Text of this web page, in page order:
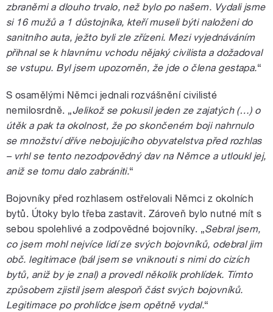
zbraněmi a dlouho trvalo, než bylo po našem. Vydali jsme
si 16 mužů a 1 důstojníka, kteří museli býti naloženi do
sanitního auta, ježto byli zle zřízeni. Mezi vyjednáváním
přihnal se k hlavnímu vchodu nějaký civilista a dožadoval
se vstupu. Byl jsem upozorněn, že jde o člena gestapa.“
S osamělými Němci jednali rozvášnění civilisté
nemilosrdně. „Jelikož se pokusil jeden ze zajatých (…) o
útěk a pak ta okolnost, že po skončeném boji nahrnulo
se množství dříve nebojujícího obyvatelstva před rozhlas
– vrhl se tento nezodpovědný dav na Němce a utloukl jej,
aniž se tomu dalo zabrániti.“
Bojovníky před rozhlasem ostřelovali Němci z okolních
bytů. Útoky bylo třeba zastavit. Zároveň bylo nutné mít s
sebou spolehlivé a zodpovědné bojovníky. „Sebral jsem,
co jsem mohl nejvíce lidí ze svých bojovníků, odebral jim
obč. legitimace (bál jsem se vniknouti s nimi do cizích
bytů, aniž by je znal) a provedl několik prohlídek. Tímto
způsobem zjistil jsem alespoň část svých bojovníků.
Legitimace po prohlídce jsem opětně vydal.“